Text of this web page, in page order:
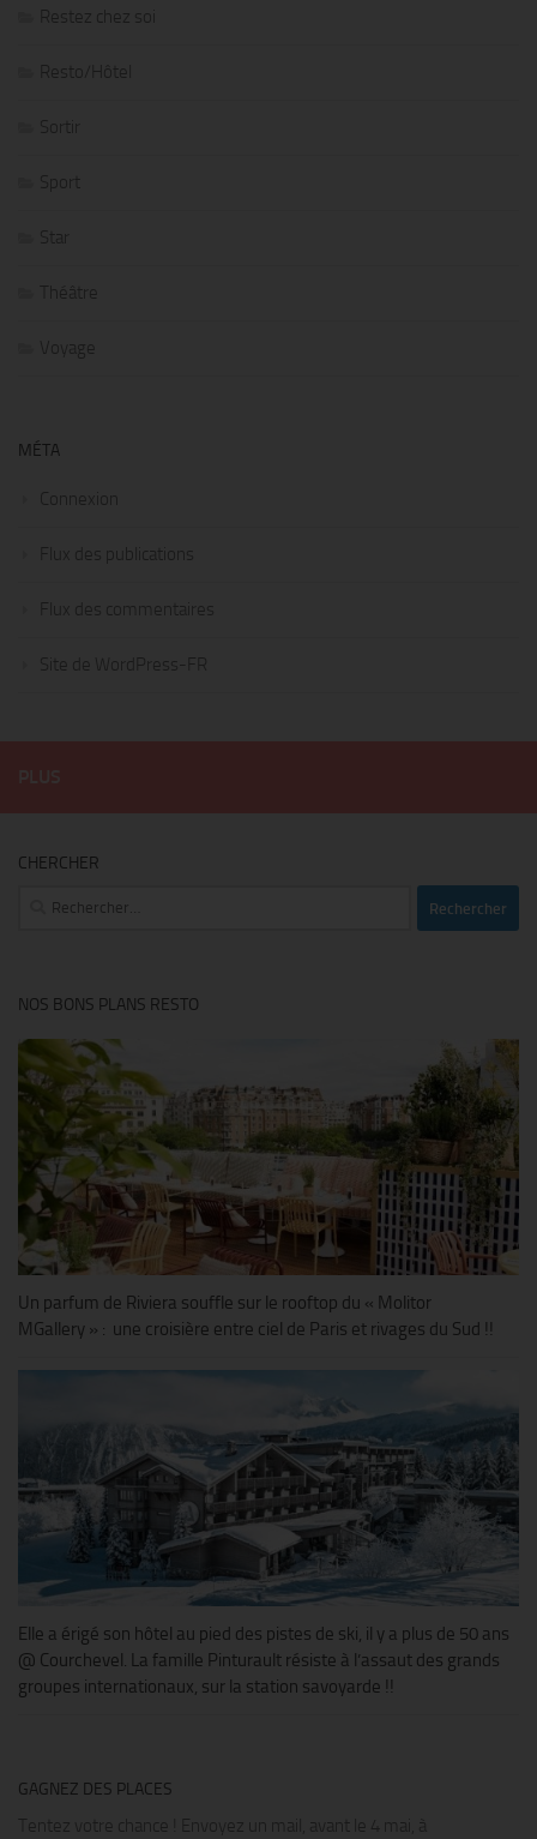
Restez chez soi
Resto/Hôtel
Sortir
Sport
Star
Théâtre
Voyage
MÉTA
Connexion
Flux des publications
Flux des commentaires
Site de WordPress-FR
CHERCHER
Rechercher :
NOS BONS PLANS RESTO
Un parfum de Riviera souffle sur le rooftop du « Molitor
MGallery » : une croisière entre ciel de Paris et rivages du Sud !!
Elle a érigé son hôtel au pied des pistes de ski, il y a plus de 50 ans
@ Courchevel. La famille Pinturault résiste à l’assaut des grands
groupes internationaux, sur la station savoyarde !!
GAGNEZ DES PLACES
Tentez votre chance ! Envoyez un mail, avant le 4 mai, à